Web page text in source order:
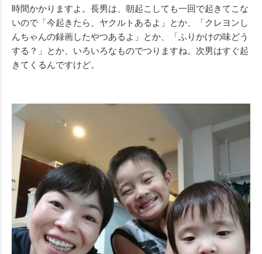
時間かかりますよ。長男は、朝起こしても一回で起きてこな
いので「今起きたら、ヤクルトあるよ」とか、「クレヨンし
んちゃんの録画したやつあるよ」とか、「ふりかけの味どう
する？」とか、いろいろなものでつりますね。次男はすぐ起
きてくるんですけど。